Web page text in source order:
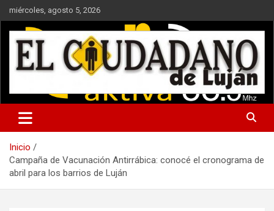
Saltar
al
contenido
miércoles, agosto 5, 2026
Noticias de interés general y periodismo de investigación
Inicio
Campaña de Vacunación Antirrábica: conocé el cronograma de
abril para los barrios de Luján